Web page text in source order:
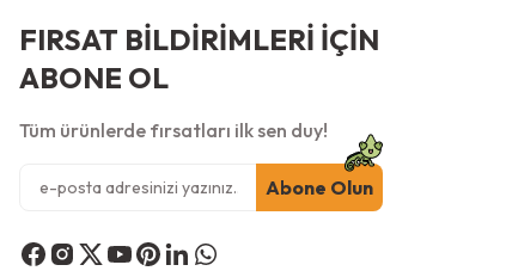
FIRSAT BİLDİRİMLERİ İÇİN
ABONE OL
Tüm ürünlerde fırsatları ilk sen duy!
Abone Olun